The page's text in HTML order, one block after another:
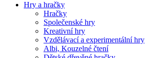
Hry a hračky
Hračky
Společenské hry
Kreativní hry
Vzdělávací a experimentální hry
Albi, Kouzelné čtení